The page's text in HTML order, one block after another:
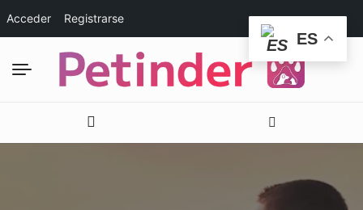
Acceder Registrarse
ES